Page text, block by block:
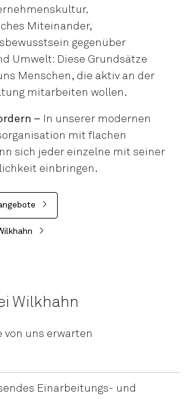
Miteinander,
gegenüber
Umwelt: Diese Grundsätze
Menschen, die aktiv an der
mitarbeiten wollen.
–
In unserer modernen
mit flachen
sich jeder einzelne mit seiner
einbringen.
Wilkhahn
von uns erwarten
Einarbeitungs- und